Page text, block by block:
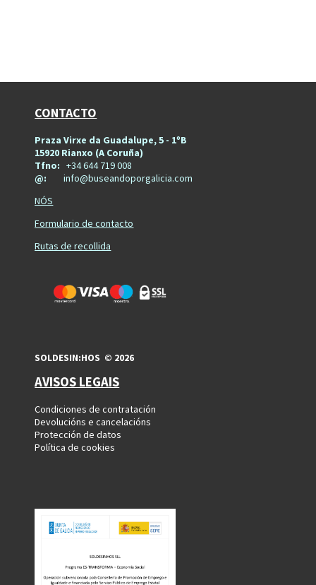
CONTACTO
Praza Virxe da Guadalupe, 5 - 1ºB
15920 Rianxo (A Coruña)
Tfno:+34 644 719 008
@:info@buseandoporgalicia.com
NÓS
Formulario de contacto
Rutas de recollida
SOLDESIN:HOS © 2026
AVISOS LEGAIS
Condiciones de contratación
Devolucións e cancelacións
Protección de datos
Política de cookies